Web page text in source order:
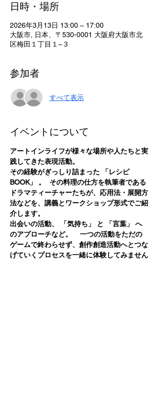
日時・場所
2026年3月13日 13:00 – 17:00
大阪市, 日本、〒530-0001 大阪府大阪市北
区梅田１丁目１−３
参加者
すべて表示
イベントについて
アートインライフが様々な場所や人たちと実
践してきた表現活動。
その経験がぎっしり詰まった 「レシピ
BOOK」 。  その料理の仕方を執筆者である
ドラマティーチャーたちが、応用法・展開方
法などを、講義とワークショップ形式でご紹
介します。
出会いの活動、 「気持ち」 と 「言葉」 へ
のアプローチなど。    一つの活動をただの
ゲームで終わらせず、創作創造活動へとつな
げていくプロセスを一緒に体験してみません